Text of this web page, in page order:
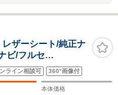
ザーシート/純正ナ
ビ/フルセ
突被害軽減ブレー
ーズコントロール/
ライン相談可 360°画像付
本体価格